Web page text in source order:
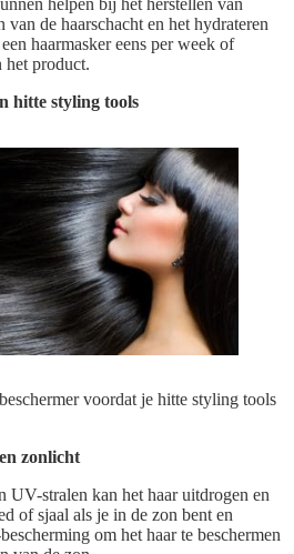
helpen bij het herstellen van
van de haarschacht en het hydrateren
haarmasker eens per week of
het product.
hitte styling tools
voordat je hitte styling tools
zonlicht
UV-stralen kan het haar uitdrogen en
of sjaal als je in de zon bent en
om het haar te beschermen